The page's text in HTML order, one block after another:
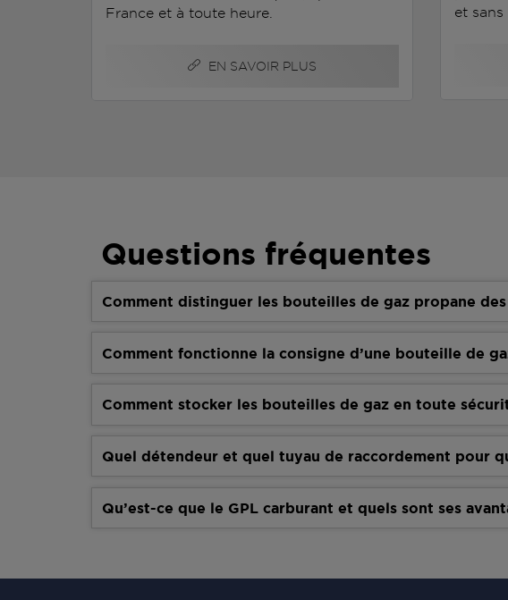
France et à toute heure.
EN SAVOIR PLUS
et
Questions fréquentes
Comment distinguer les bouteilles de gaz propane
Comment fonctionne la consigne d’une bouteille de
Comment stocker les bouteilles de gaz en toute
Quel détendeur et quel tuyau de raccordement pour
Qu’est-ce que le GPL carburant et quels sont ses